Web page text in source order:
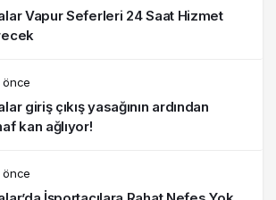
Vapur Seferleri 24 Saat Hizmet
önce
giriş çıkış yasağının ardından
kan ağlıyor!
önce